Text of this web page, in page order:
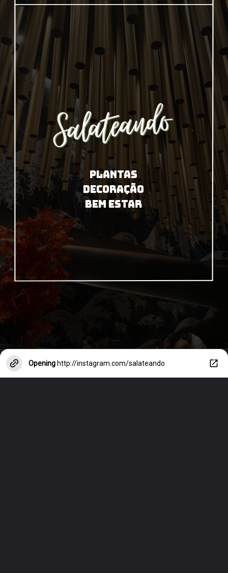
PLANTAS
DECORAÇÃO
BEM ESTAR
Opening http://instagram.com/salateando